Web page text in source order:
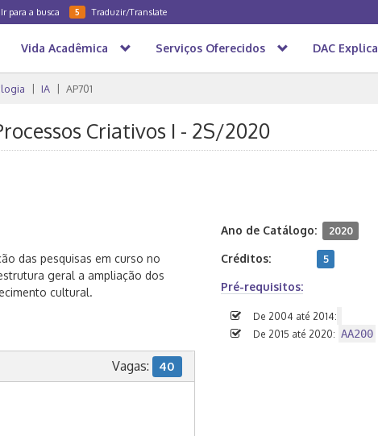
Ir para a busca 5 Traduzir/Translate
Vida Acadêmica Serviços Oferecidos DAC Explica
IA AP701
Criativos I - 2S/2020
das pesquisas em curso no
geral a ampliação dos
cultural.
Ano de Catálogo: 2020
Créditos: 5
Pré-requisitos:
De 2004 até 2014:
De 2015 até 2020: AA200
Vagas: 40